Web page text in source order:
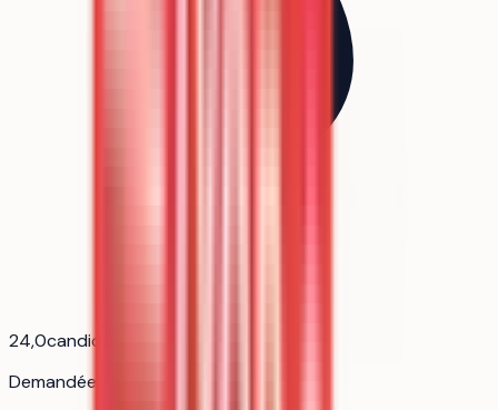
24,0candidats pour 1 place
Demandée